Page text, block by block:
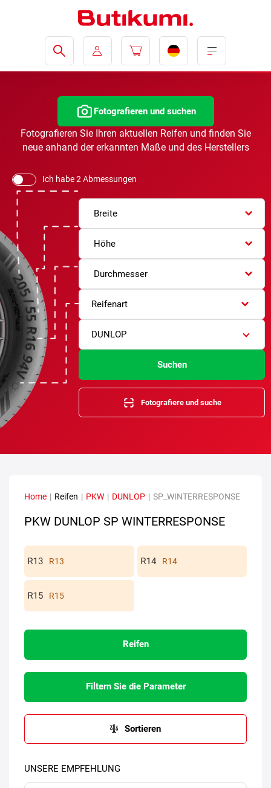
Fotografieren und suchen
Fotografieren Sie Ihren aktuellen Reifen und finden Sie
neue anhand der erkannten Maße und des Herstellers
Ich habe 2 Abmessungen
Breite
Höhe
Durchmesser
Reifenart
DUNLOP
Suchen
Fotografiere und suche
Home | Reifen | PKW | DUNLOP | SP_WINTERRESPONSE
PKW DUNLOP SP WINTERRESPONSE
R13 R14
R15
Reifen
Filtern Sie die Parameter
Sortieren
UNSERE EMPFEHLUNG